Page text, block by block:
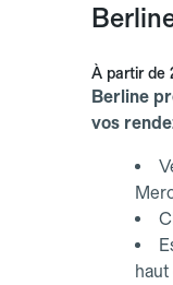
À partir de
Berline
vos
haut